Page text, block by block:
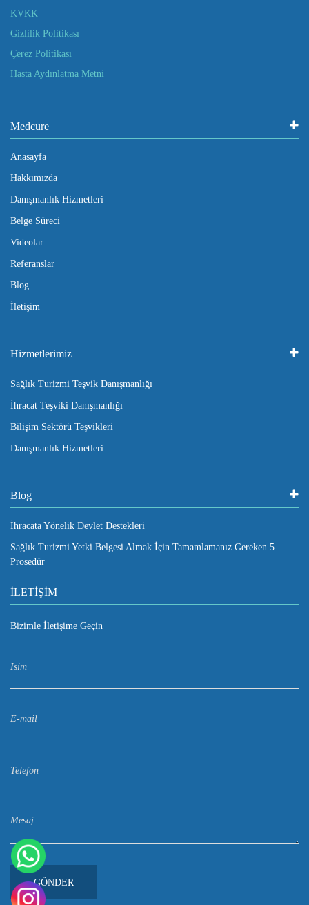
KVKK
Gizlilik Politikası
Çerez Politikası
Hasta Aydınlatma Metni
Medcure
Anasayfa
Hakkımızda
Danışmanlık Hizmetleri
Belge Süreci
Videolar
Referanslar
Blog
İletişim
Hizmetlerimiz
Sağlık Turizmi Teşvik Danışmanlığı
İhracat Teşviki Danışmanlığı
Bilişim Sektörü Teşvikleri
Danışmanlık Hizmetleri
Blog
İhracata Yönelik Devlet Destekleri
Sağlık Turizmi Yetki Belgesi Almak İçin Tamamlamanız Gereken 5
Prosedür
İLETİŞİM
Bizimle İletişime Geçin
GÖNDER